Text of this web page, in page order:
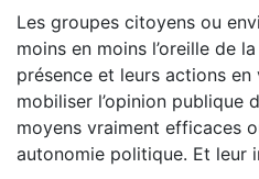
Les groupes citoyens ou
moins en moins l’oreille de
présence et leurs actions
mobiliser l’opinion publique
moyens vraiment efficaces
autonomie politique. Et leur